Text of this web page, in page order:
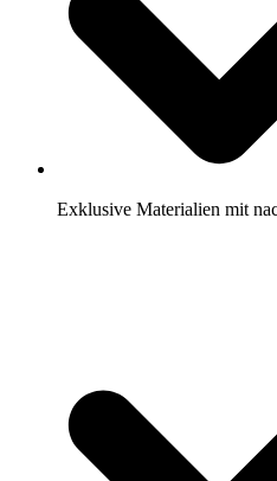
Exklusive Materialien mit